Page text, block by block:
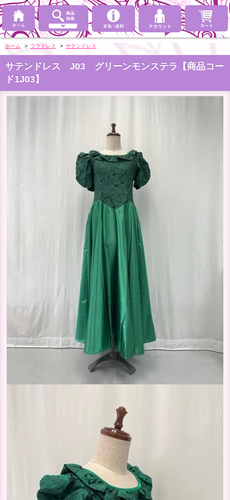
ホーム > フラドレス > サテンドレス
サテンドレス J03 グリーンモンステラ【商品コー
ド1J03】